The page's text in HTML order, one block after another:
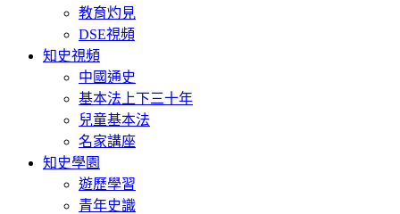
教育灼見
DSE視頻
知史視頻
中國通史
基本法上下三十年
兒童基本法
名家講座
知史學園
遊歷學習
青年史識